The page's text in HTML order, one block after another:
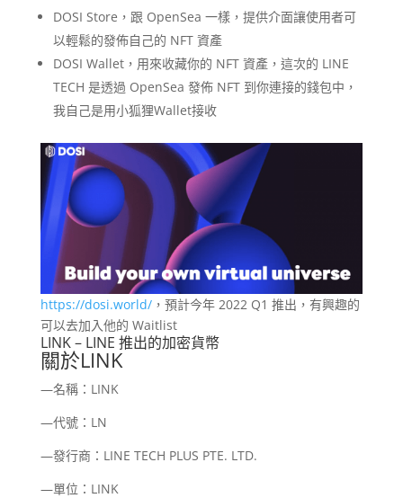
DOSI Store，跟 OpenSea 一樣，提供介面讓使用者可
以輕鬆的發佈自己的 NFT 資產
DOSI Wallet，用來收藏你的 NFT 資產，這次的 LINE
TECH 是透過 OpenSea 發佈 NFT 到你連接的錢包中，
我自己是用小狐狸Wallet接收
https://dosi.world/，預計今年 2022 Q1 推出，有興趣的
可以去加入他的 Waitlist
LINK – LINE 推出的加密貨幣
關於LINK
—名稱：LINK
—代號：LN
—發行商：LINE TECH PLUS PTE. LTD.
—單位：LINK